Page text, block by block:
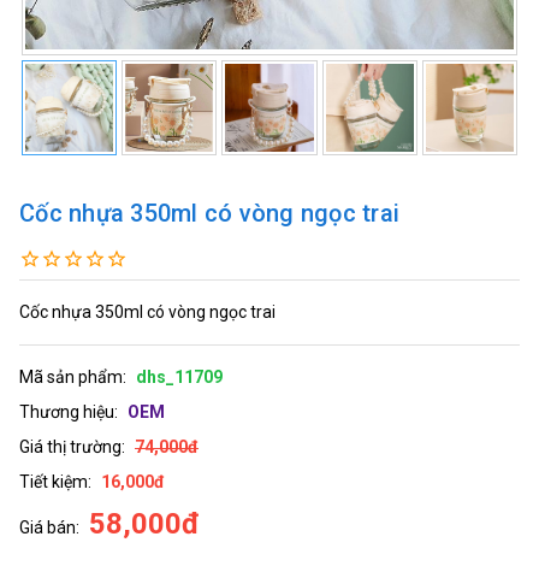
Cốc nhựa 350ml có vòng ngọc trai
Cốc nhựa 350ml có vòng ngọc trai
Mã sản phẩm:
dhs_11709
Thương hiệu:
OEM
Giá thị trường: 74,000đ
Tiết kiệm:
16,000đ
Giá bán: 58,000đ